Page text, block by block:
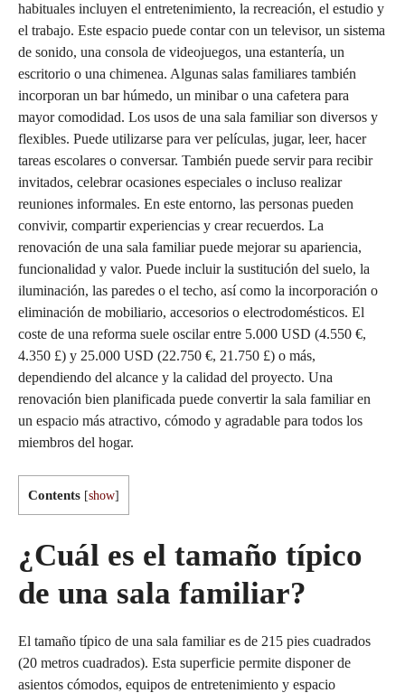
habituales incluyen el entretenimiento, la recreación, el estudio y
el trabajo. Este espacio puede contar con un televisor, un sistema
de sonido, una consola de videojuegos, una estantería, un
escritorio o una chimenea. Algunas salas familiares también
incorporan un bar húmedo, un minibar o una cafetera para
mayor comodidad. Los usos de una sala familiar son diversos y
flexibles. Puede utilizarse para ver películas, jugar, leer, hacer
tareas escolares o conversar. También puede servir para recibir
invitados, celebrar ocasiones especiales o incluso realizar
reuniones informales. En este entorno, las personas pueden
convivir, compartir experiencias y crear recuerdos. La
renovación de una sala familiar puede mejorar su apariencia,
funcionalidad y valor. Puede incluir la sustitución del suelo, la
iluminación, las paredes o el techo, así como la incorporación o
eliminación de mobiliario, accesorios o electrodomésticos. El
coste de una reforma suele oscilar entre 5.000 USD (4.550 €,
4.350 £) y 25.000 USD (22.750 €, 21.750 £) o más,
dependiendo del alcance y la calidad del proyecto. Una
renovación bien planificada puede convertir la sala familiar en
un espacio más atractivo, cómodo y agradable para todos los
miembros del hogar.
Contents [show]
¿Cuál es el tamaño típico
de una sala familiar?
El tamaño típico de una sala familiar es de 215 pies cuadrados
(20 metros cuadrados). Esta superficie permite disponer de
asientos cómodos, equipos de entretenimiento y espacio